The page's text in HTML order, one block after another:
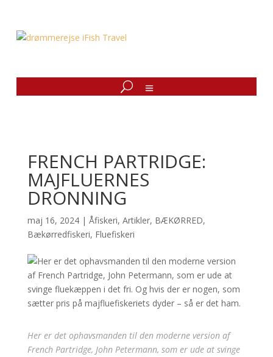
FRENCH PARTRIDGE:
MAJFLUERNES
DRONNING
maj 16, 2024| Åfiskeri, Artikler, BÆKØRRED,
Bækørredfiskeri, Fluefiskeri
Her er det ophavsmanden til den moderne version af
French Partridge, John Petermann, som er ude at svinge